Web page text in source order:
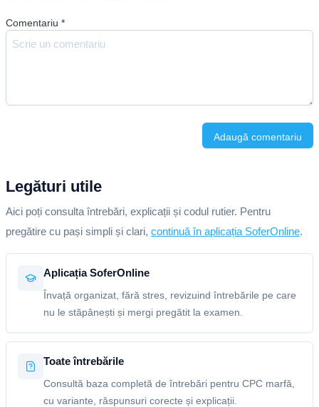
Comentariu *
Adaugă comentariu
Legături utile
Aici poți consulta întrebări, explicații și codul rutier. Pentru
pregătire cu pași simpli și clari, continuă în aplicația SoferOnline.
Aplicația SoferOnline
Învață organizat, fără stres, revizuind întrebările pe care
nu le stăpânești și mergi pregătit la examen.
Toate întrebările
Consultă baza completă de întrebări pentru CPC marfă,
cu variante, răspunsuri corecte și explicații.